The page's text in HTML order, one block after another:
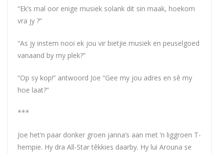
“Ek’s mal oor enige musiek solank dit sin maak, hoekom
vra jy ?”
“As jy instem nooi ek jou vir bietjie musiek en peuselgoed
vanaand by my plek?”
“Op sy kop!” antwoord Joe “Gee my jou adres en sê my
hoe laat?”
***
Joe het‘n paar donker groen janna’s aan met ‘n liggroen T-
hempie. Hy dra All-Star têkkies daarby. Hy lui Arouna se